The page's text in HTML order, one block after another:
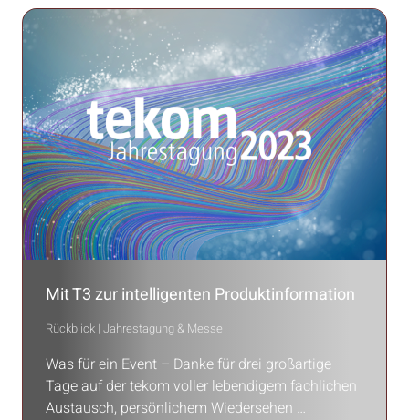
Mit T3 zur intelligenten Produktinformation
Rückblick | Jahrestagung & Messe
Was für ein Event – Danke für drei großartige
Tage auf der tekom voller lebendigem fachlichen
Austausch, persönlichem Wiedersehen …